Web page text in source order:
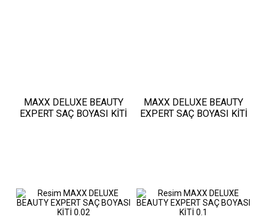
MAXX DELUXE BEAUTY
EXPERT SAÇ BOYASI KİTİ
MAXX DELUXE BEAUTY
EXPERT SAÇ BOYASI KİTİ